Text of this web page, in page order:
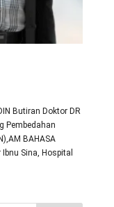
Butiran Doktor DR
Pembedahan
BAHASA
Sina, Hospital